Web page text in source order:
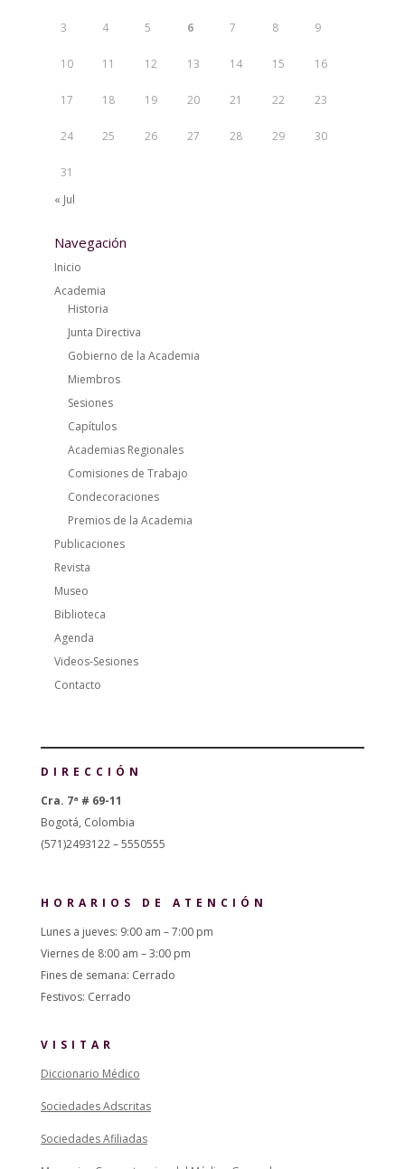
3 4 5 6 7 8 9
10 11 12 13 14 15 16
17 18 19 20 21 22 23
24 25 26 27 28 29 30
31
« Jul
Navegación
Inicio
Academia
Historia
Junta Directiva
Gobierno de la Academia
Miembros
Sesiones
Capítulos
Academias Regionales
Comisiones de Trabajo
Condecoraciones
Premios de la Academia
Publicaciones
Revista
Museo
Biblioteca
Agenda
Videos-Sesiones
Contacto
DIRECCIÓN
Cra. 7ª # 69-11
Bogotá, Colombia
(571)2493122 – 5550555
HORARIOS DE ATENCIÓN
Lunes a jueves: 9:00 am – 7:00 pm
Viernes de 8:00 am – 3:00 pm
Fines de semana: Cerrado
Festivos: Cerrado
VISITAR
Diccionario Médico
Sociedades Adscritas
Sociedades Afiliadas